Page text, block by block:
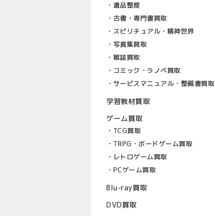
遺品整理
古書・専門書買取
スピリチュアル・精神世界
写真集買取
雑誌買取
コミック・ラノベ買取
サービスマニュアル・整備書買取
学習教材買取
ゲーム買取
TCG買取
TRPG・ボードゲーム買取
レトロゲーム買取
PCゲーム買取
Blu-ray買取
DVD買取